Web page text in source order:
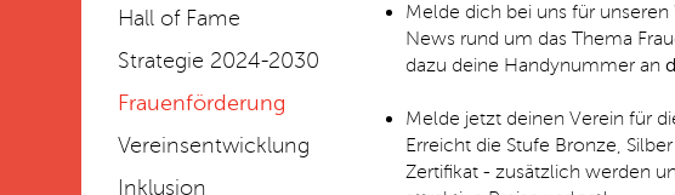
Hall of Fame
Strategie 2024-2030
Frauenförderung
Vereinsentwicklung
Inklusion
Melde dich bei uns für
News rund um das Thema
dazu deine Handynummer an
Melde jetzt deinen Verein für
Erreicht die Stufe Bronze,
Zertifikat - zusätzlich werden